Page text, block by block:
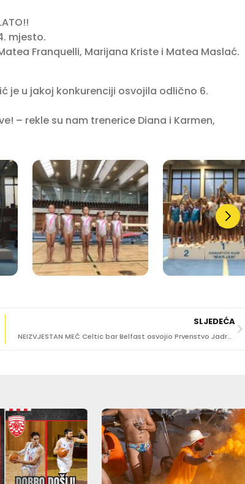
mjesto.
Franquelli, Marijana Kriste i Matea Maslać.
je u jakoj konkurenciji osvojila odlično 6.
– rekle su nam trenerice Diana i Karmen,
SLJEDEĆA
NEIZVJESTAN MEČ Celtic bar Belfast osvojio Prvenstvo Jadrana u bridžu!